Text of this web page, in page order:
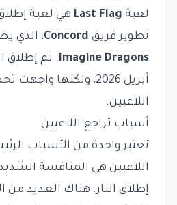
لعبة Last Flag هي لعبة
تطوير فريق Concord، الذي
Imagine Dragons. تم إطلاق
أبريل 2026، ولكنها
اللاعبين.
أسباب تراجع اللاعبين
تعتبر واحدة من الأسباب
اللاعبين هي المنافسة
إطلاق النار. هناك العديد من